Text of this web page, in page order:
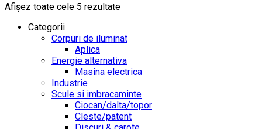
Afișez toate cele 5 rezultate
Categorii
Corpuri de iluminat
Aplica
Energie alternativa
Masina electrica
Industrie
Scule si imbracaminte
Ciocan/dalta/topor
Cleste/patent